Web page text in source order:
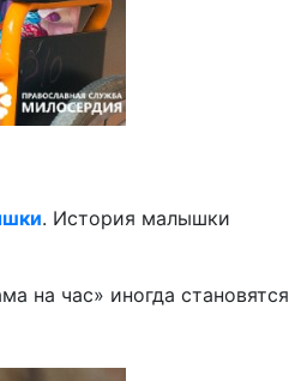
. История малышки
на час» иногда становятся